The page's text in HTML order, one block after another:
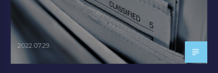
2022.07.29.